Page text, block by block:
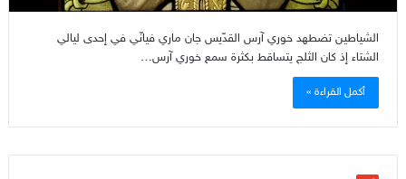
الشياطين تضطهد خوري آرس القدّيس جان ماري فيانّي في إحدى ليالي
الشتاء إذ كان الثلج يتساقط بكثرة سمع خوري آرس…
أكمل القراءة »